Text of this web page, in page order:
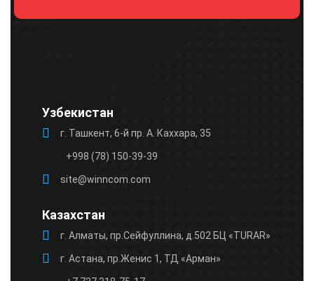
пустым.
Узбекистан
г. Ташкент, 6-й пр. А. Каххара, 35
+998 (78) 150-39-39
site@winncom.com
Казахстан
г. Алматы, пр.Сейфуллина, д.502 БЦ «TURAR»
г. Астана, пр.Женис 1, ТД «Арман»